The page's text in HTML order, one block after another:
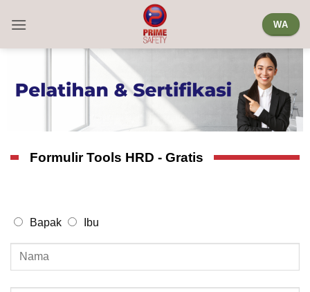
WA
Formulir Tools HRD - Gratis
Bapak Ibu